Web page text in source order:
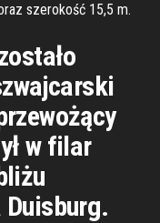
szerokość 15,5 m.
w filar